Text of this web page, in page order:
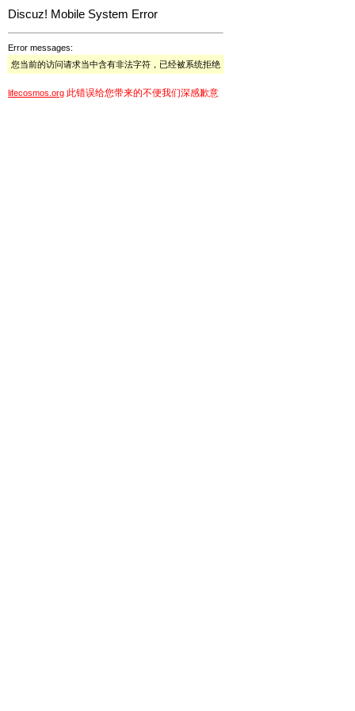
Discuz! Mobile System Error
Error messages:
您当前的访问请求当中含有非法字符，已经被系统拒绝
lifecosmos.org 此错误给您带来的不便我们深感歉意